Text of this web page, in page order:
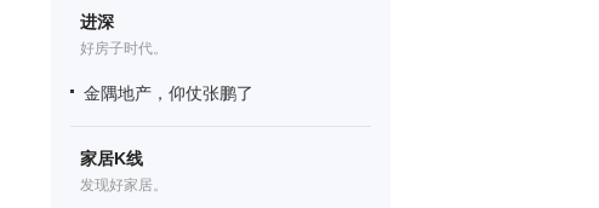
进深
好房子时代。
金隅地产，仰仗张鹏了
家居K线
发现好家居。